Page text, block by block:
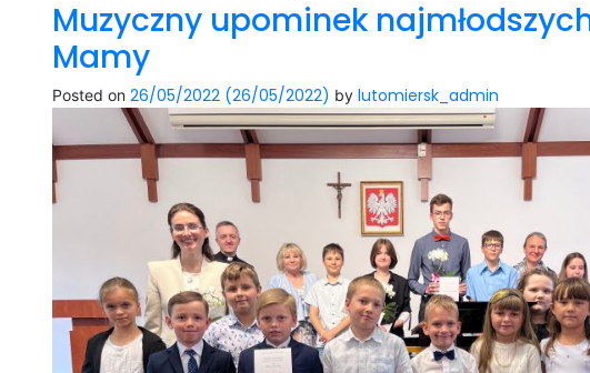
Muzyczny upominek
Mamy
Posted on 26/05/2022 (26/05/2022) by lutomiersk_admin